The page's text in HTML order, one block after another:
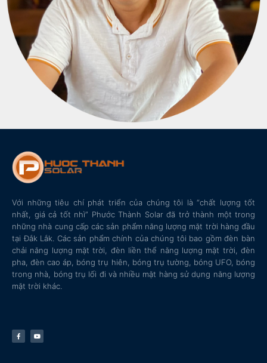
Với những tiêu chí phát triển của chúng tôi là “chất lượng tốt
nhất, giá cả tốt nhì” Phước Thành Solar đã trở thành một trong
những nhà cung cấp các sản phẩm năng lượng mặt trời hàng đầu
tại Đắk Lắk. Các sản phẩm chính của chúng tôi bao gồm đèn bàn
chải năng lượng mặt trời, đèn liền thể năng lượng mặt trời, đèn
pha, đèn cao áp, bóng trụ hiên, bóng trụ tường, bóng UFO, bóng
trong nhà, bóng trụ lối đi và nhiều mặt hàng sử dụng năng lượng
mặt trời khác.